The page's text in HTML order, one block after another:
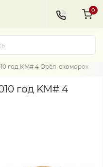
0
год KM# 4 Орёл-скоморох
год KM# 4